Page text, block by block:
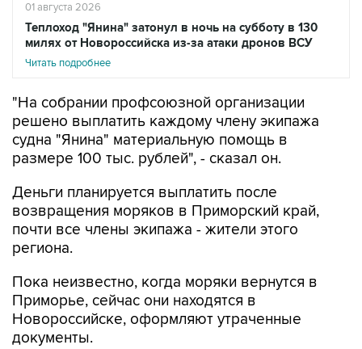
01 августа 2026
Теплоход "Янина" затонул в ночь на субботу в 130
милях от Новороссийска из-за атаки дронов ВСУ
Читать подробнее
"На собрании профсоюзной организации
решено выплатить каждому члену экипажа
судна "Янина" материальную помощь в
размере 100 тыс. рублей", - сказал он.
Деньги планируется выплатить после
возвращения моряков в Приморский край,
почти все члены экипажа - жители этого
региона.
Пока неизвестно, когда моряки вернутся в
Приморье, сейчас они находятся в
Новороссийске, оформляют утраченные
документы.